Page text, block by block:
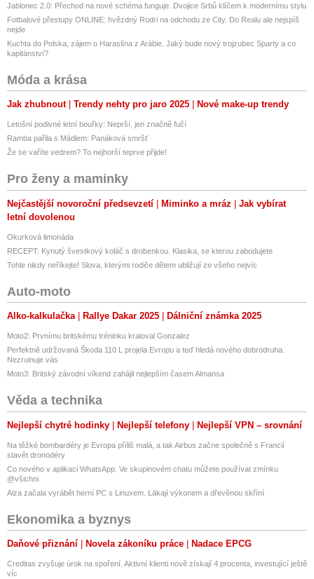
Jablonec 2.0: Přechod na nové schéma funguje. Dvojice Srbů klíčem k modernímu stylu
Fotbalové přestupy ONLINE: hvězdný Rodri na odchodu ze City. Do Realu ale nejspíš
nejde
Kuchta do Polska, zájem o Haraslína z Arábie. Jaký bude nový trojzubec Sparty a co
kapitánství?
Móda a krása
Jak zhubnout Trendy nehty pro jaro 2025 Nové make-up trendy
Letošní podivné letní bouřky: Neprší, jen značně fučí
Ramba pařila s Mádlem: Panáková smršť
Že se vaříte vedrem? To nejhorší teprve přijde!
Pro ženy a maminky
Nejčastější novoroční předsevzetí Miminko a mráz
Jak vybírat
letní dovolenou
Okurková limonáda
RECEPT: Kynutý švestkový koláč s drobenkou. Klasika, se kterou zabodujete
Tohle nikdy neříkejte! Slova, kterými rodiče dětem ubližují ze všeho nejvíc
Auto-moto
Alko-kalkulačka Rallye Dakar 2025 Dálniční známka 2025
Moto2: Prvnímu britskému tréninku kraloval Gonzalez
Perfektně udržovaná Škoda 110 L projela Evropu a teď hledá nového dobrodruha.
Nezruinuje vás
Moto3: Britský závodní víkend zahájil nejlepším časem Almansa
Věda a technika
Nejlepší chytré hodinky Nejlepší telefony Nejlepší VPN – srovnání
Na těžké bombardéry je Evropa příliš malá, a tak Airbus začne společně s Francií
stavět dronodéry
Co nového v aplikaci WhatsApp. Ve skupinovém chatu můžete používat zmínku
@všichni
Alza začala vyrábět herní PC s Linuxem. Lákají výkonem a dřevěnou skříní
Ekonomika a byznys
Daňové přiznání Novela zákoníku práce Nadace EPCG
Creditas zvyšuje úrok na spoření. Aktivní klienti nově získají 4 procenta, investující ještě
víc